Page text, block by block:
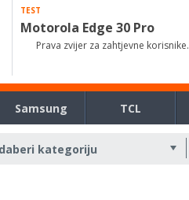
TEST
Motorola Edge 30 Pro
Prava zvijer za zahtjevne korisnike.
Samsung TCL